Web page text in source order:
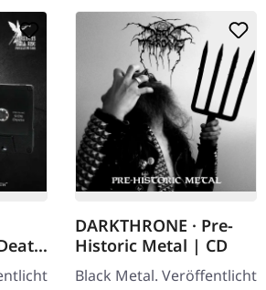
DARKTHRONE · Pre-
Historic Metal | CD
Black Metal. Veröffentlicht